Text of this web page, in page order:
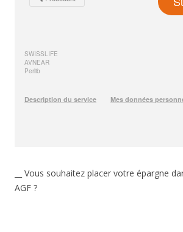
__ Vous souhaitez placer votre épargne
AGF ?